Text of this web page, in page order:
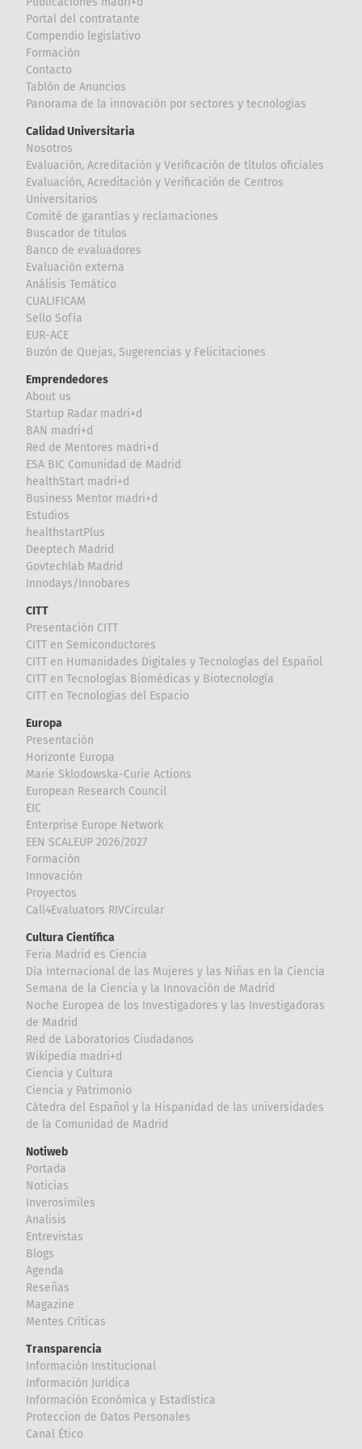
Portal del contratante
Compendio legislativo
Formación
Contacto
Tablón de Anuncios
Panorama de la innovación por sectores y tecnologías
Calidad Universitaria
Nosotros
Evaluación, Acreditación y Verificación de títulos oficiales
Evaluación, Acreditación y Verificación de Centros
Universitarios
Comité de garantías y reclamaciones
Buscador de títulos
Banco de evaluadores
Evaluación externa
Análisis Temático
CUALIFICAM
Sello Sofía
EUR-ACE
Buzón de Quejas, Sugerencias y Felicitaciones
Emprendedores
About us
Startup Radar madri+d
BAN madri+d
Red de Mentores madri+d
ESA BIC Comunidad de Madrid
healthStart madri+d
Business Mentor madri+d
Estudios
healthstartPlus
Deeptech Madrid
Govtechlab Madrid
Innodays/Innobares
CITT
Presentación CITT
CITT en Semiconductores
CITT en Humanidades Digitales y Tecnologías del Español
CITT en Tecnologías Biomédicas y Biotecnología
CITT en Tecnologías del Espacio
Europa
Presentación
Horizonte Europa
Marie Sklodowska-Curie Actions
European Research Council
EIC
Enterprise Europe Network
EEN SCALEUP 2026/2027
Formación
Innovación
Proyectos
Call4Evaluators RIVCircular
Cultura Científica
Feria Madrid es Ciencia
Día Internacional de las Mujeres y las Niñas en la Ciencia
Semana de la Ciencia y la Innovación de Madrid
Noche Europea de los Investigadores y las Investigadoras
de Madrid
Red de Laboratorios Ciudadanos
Wikipedia madri+d
Ciencia y Cultura
Ciencia y Patrimonio
Cátedra del Español y la Hispanidad de las universidades
de la Comunidad de Madrid
Notiweb
Portada
Noticias
Inverosímiles
Analisis
Entrevistas
Blogs
Agenda
Reseñas
Magazine
Mentes Críticas
Transparencia
Información Institucional
Información Jurídica
Información Económica y Estadística
Proteccion de Datos Personales
Canal Ético